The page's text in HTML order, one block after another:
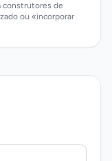
construtores de
ou «incorporar